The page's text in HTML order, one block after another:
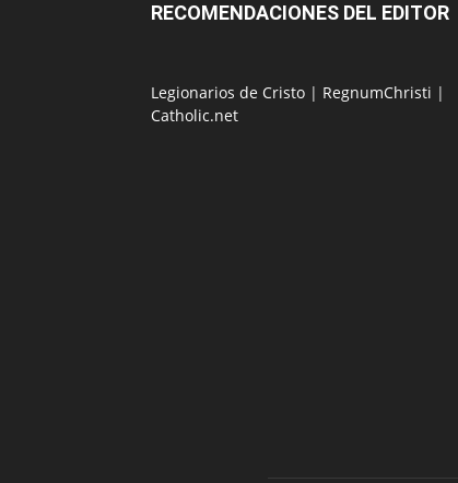
RECOMENDACIONES DEL EDITOR
Legionarios de Cristo | RegnumChristi |
Catholic.net